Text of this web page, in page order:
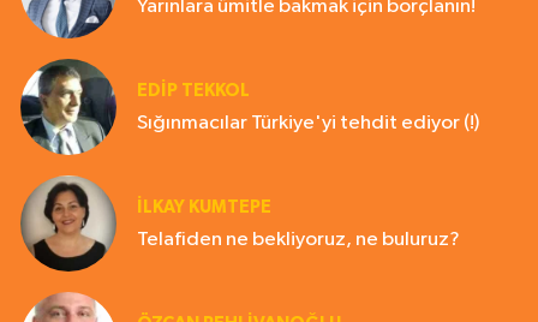
Yarınlara ümitle bakmak için borçlanın!
EDIP TEKKOL
Sığınmacılar Türkiye'yi tehdit ediyor (!)
İLKAY KUMTEPE
Telafiden ne bekliyoruz, ne buluruz?